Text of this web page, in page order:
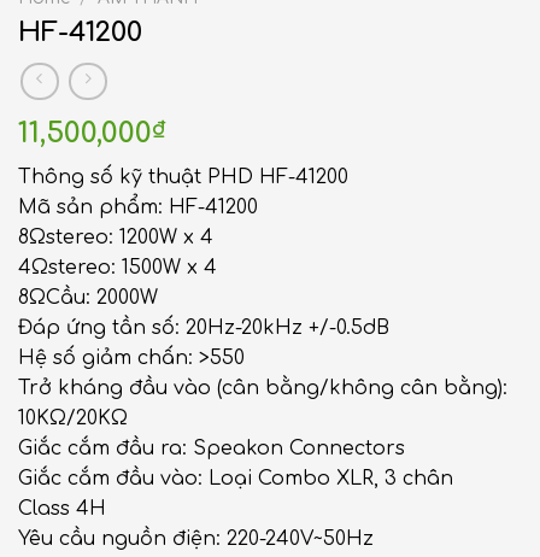
HF-41200
11,500,000₫
Thông số kỹ thuật PHD HF-41200
Mã sản phẩm: HF-41200
8Ωstereo: 1200W x 4
4Ωstereo: 1500W x 4
8ΩCầu: 2000W
Đáp ứng tần số: 20Hz-20kHz +/-0.5dB
Hệ số giảm chấn: >550
Trở kháng đầu vào (cân bằng/không cân bằng):
10KΩ/20KΩ
Giắc cắm đầu ra: Speakon Connectors
Giắc cắm đầu vào: Loại Combo XLR, 3 chân
Class 4H
Yêu cầu nguồn điện: 220-240V~50Hz